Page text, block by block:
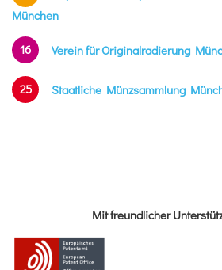
München
16 Verein für Originalradierung
25 Staatliche Münzsammlung
Mit freundlicher